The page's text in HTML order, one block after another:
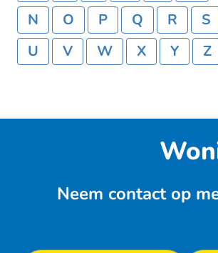
N
O P Q R S
U
V W X Y Z
Neem contact op